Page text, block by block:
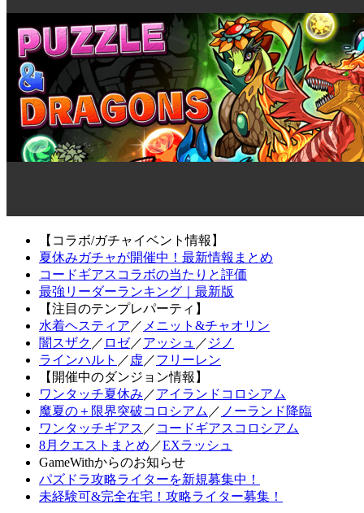
【コラボ/ガチャイベント情報】
夏休みガチャが開催中！最新情報まとめ
コードギアスコラボの当たりと評価
最強リーダーランキング｜最新版
【注目のテンプレパーティ】
水着ヘスティア ／ メニット&チャオリン
闇スザク ／ ロゼ／アッシュ ／ ジノ
ラインハルト ／ 虚 ／フリーレン
【開催中のダンジョン情報】
ワンタッチ夏休み ／アイランドコロシアム
魔夏の＋限界突破コロシアム ／ ノーランド降臨
ワンタッチギアス ／ コードギアスコロシアム
8月クエストまとめ ／EXラッシュ
GameWithからのお知らせ
パズドラ攻略ライターを新規募集中！
未経験可&完全在宅！攻略ライター募集！